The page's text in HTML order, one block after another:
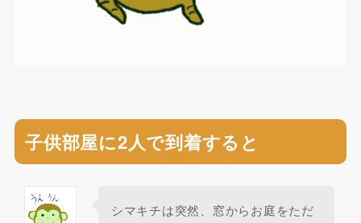
子供部屋に2人で到着すると
シマキチは突然、窓からお庭をただ